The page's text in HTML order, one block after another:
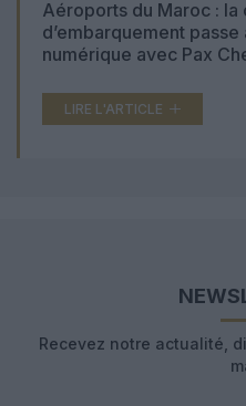
Aéroports du Maroc : la
d’embarquement passe
numérique avec Pax
LIRE L'ARTICLE
Recevez notre actualité,